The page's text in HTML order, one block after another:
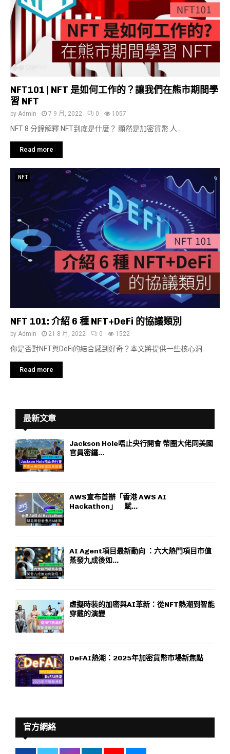
NFT101 | NFT 是如何工作的？讓我們在熊市期間學
習 NFT
by Admin 7 9 月, 2022 0 1057
NFT 8 分鐘解釋 NFT到底是什麼？ 顯然是加密貨幣 人...
Read more
NFT
NFT 101: 介紹 6 種 NFT+DeFi 的協議類別
by Admin 21 8 月, 2022 0 1522
你是否對NFT與DeFi的結合感到好奇？本文將提供一些核心洞...
Read more
最新文章
Jackson Hole唔止央行開會 幣圈大佬同美國
官員密鑼...
AWS宣布首辦「香港 AWS AI
Hackathon」 賦...
AI Agent項目最新動向 ：六大熱門項目市值
蒸發九成後如...
虛擬時裝的加密與AI革新：從NFT熱潮到智能
穿戴的演變
DeFAI熱潮：2025年加密貨幣市場新焦點
官方網絡